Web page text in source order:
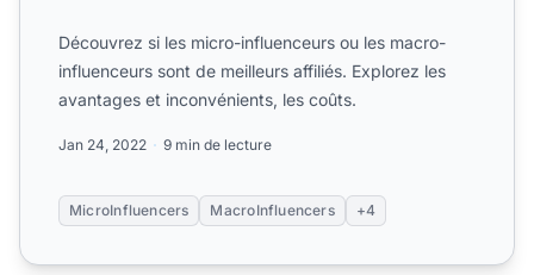
Découvrez si les micro-influenceurs ou les macro-
influenceurs sont de meilleurs affiliés. Explorez les
avantages et inconvénients, les coûts.
Jan 24, 2022 9 min de lecture
MicroInfluencers MacroInfluencers +4